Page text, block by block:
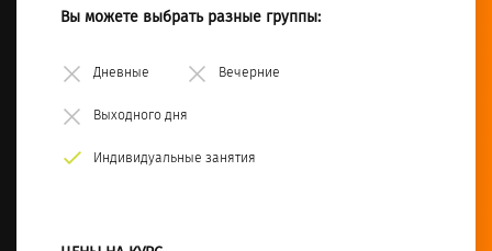
Вы можете выбрать разные группы:
Дневные Вечерние
Выходного дня
Индивидуальные занятия